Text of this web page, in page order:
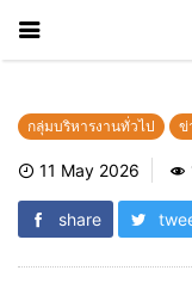
กลุ่มบริหารงานทั่วไป ข่
11 May 2026
share